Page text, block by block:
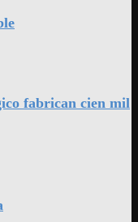
fabrican cien mil